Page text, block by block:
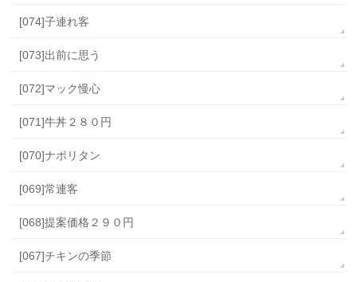
[074]子連れ客
[073]出前に思う
[072]マック慢心
[071]牛丼２８０円
[070]ナポリタン
[069]常連客
[068]提案価格２９０円
[067]チキンの季節